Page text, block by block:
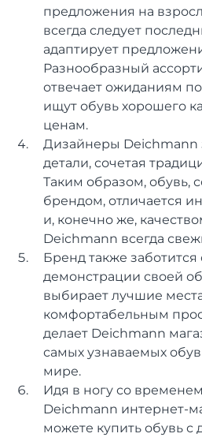
предложения на
всегда следует
адаптирует
Разнообразный
отвечает ожиданиям
ищут обувь хорошего
ценам.
Дизайнеры Deichmann
детали, сочетая
Таким образом, обувь,
брендом, отличается
и, конечно же,
Deichmann всегда
Бренд также
демонстрации своей
выбирает лучшие
комфортабельным
делает Deichmann
самых узнаваемых
мире.
Идя в ногу со
Deichmann интернет-
можете купить обувь с